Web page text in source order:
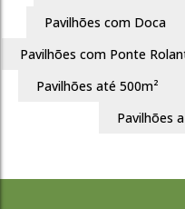
Pavilhões com Doca
Pavilhões com Ponte
Pavilhões até 500m²
Pavilhões